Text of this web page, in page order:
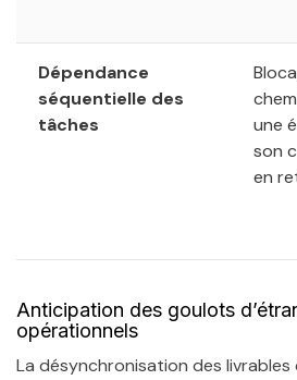
Dépendance
séquentielle des
tâches
une
son
en
Anticipation des goulots
opérationnels
La désynchronisation des